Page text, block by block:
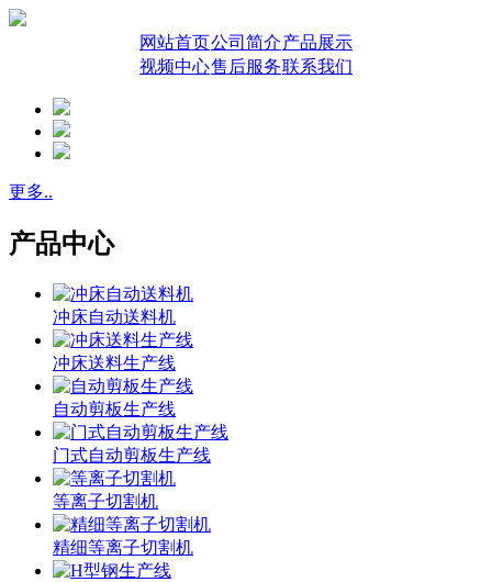
网站首页公司简介产品展示
视频中心售后服务联系我们
更多..
产品中心
冲床自动送料机
冲床送料生产线
自动剪板生产线
门式自动剪板生产线
等离子切割机
精细等离子切割机